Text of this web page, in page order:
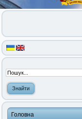
Головна